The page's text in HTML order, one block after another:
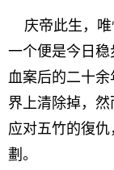
庆帝此生，唯
一个便是今日
血案后的二十
界上清除掉，
应对五竹的復
劃。